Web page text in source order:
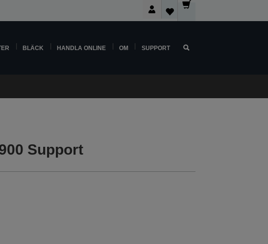
BLÄCK HANDLA ONLINE OM SUPPORT
Support